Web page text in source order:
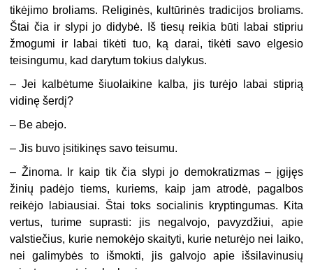
tikėjimo broliams. Religinės, kultūrinės tradicijos broliams.
Štai čia ir slypi jo didybė. Iš tiesų reikia būti labai stipriu
žmogumi ir labai tikėti tuo, ką darai, tikėti savo elgesio
teisingumu, kad darytum tokius dalykus.
– Jei kalbėtume šiuolaikine kalba, jis turėjo labai stiprią
vidinę šerdį?
– Be abejo.
– Jis buvo įsitikinęs savo teisumu.
– Žinoma. Ir kaip tik čia slypi jo demokratizmas – įgijęs
žinių padėjo tiems, kuriems, kaip jam atrodė, pagalbos
reikėjo labiausiai. Štai toks socialinis kryptingumas. Kita
vertus, turime suprasti: jis negalvojo, pavyzdžiui, apie
valstiečius, kurie nemokėjo skaityti, kurie neturėjo nei laiko,
nei galimybės to išmokti, jis galvojo apie išsilavinusių